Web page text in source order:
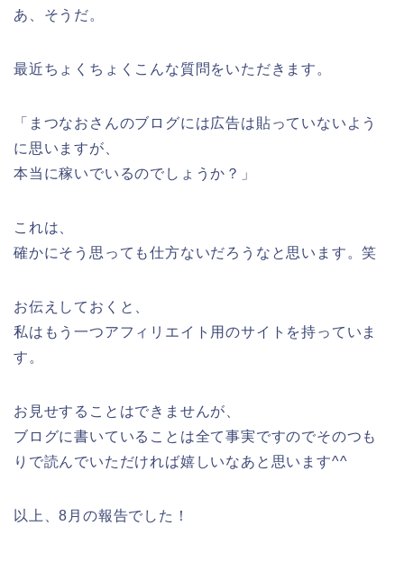
あ、そうだ。
最近ちょくちょくこんな質問をいただきます。
「まつなおさんのブログには広告は貼っていないよう
に思いますが、
本当に稼いでいるのでしょうか？」
これは、
確かにそう思っても仕方ないだろうなと思います。笑
お伝えしておくと、
私はもう一つアフィリエイト用のサイトを持っていま
す。
お見せすることはできませんが、
ブログに書いていることは全て事実ですのでそのつも
りで読んでいただければ嬉しいなあと思います^^
以上、8月の報告でした！